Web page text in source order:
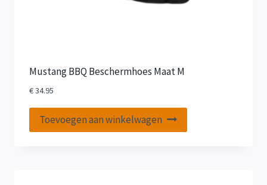
Mustang BBQ Beschermhoes Maat M
€34.95
Toevoegen aan winkelwagen